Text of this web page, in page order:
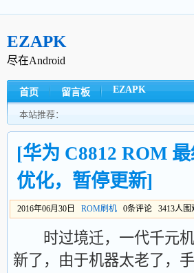
EZAPK
尽在Android
首页 留言板 EZAPK
本站推荐：
[华为 C8812 ROM
优化，暂停更新]
2016年06月30日 ROM刷机 0条评论 3413人围
时过境迁，一代千元机
新了，由于机器太老了，